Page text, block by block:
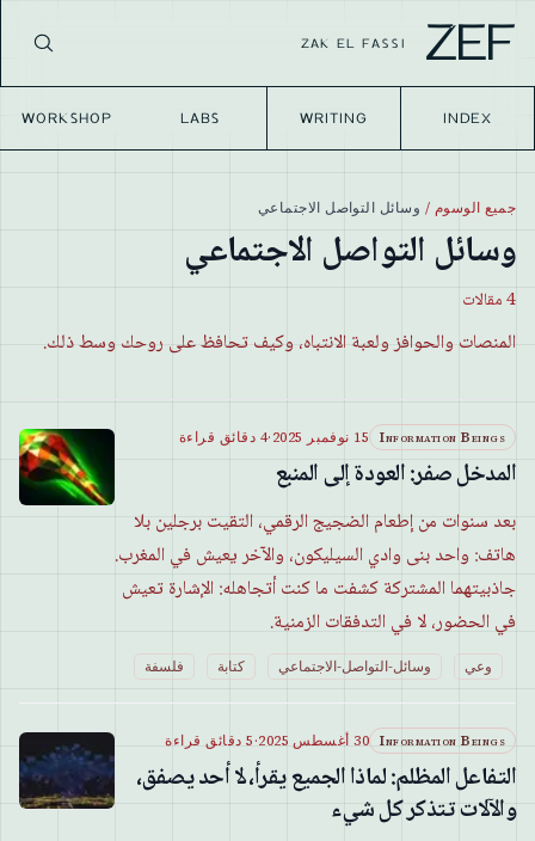
ZEF
ZAK EL FASSI
INDEX
WRITING
LABS
WORKSHOP
جميع الوسوم / وسائل التواصل الاجتماعي
وسائل التواصل الاجتماعي
4مقالات
المنصات والحوافز ولعبة الانتباه، وكيف تحافظ على روحك وسط ذلك.
Information Beings 15 نوفمبر 2025 ·4 دقائق قراءة
المدخل صفر: العودة إلى المنبع
بعد سنوات من إطعام الضجيج الرقمي، التقيت برجلين بلا
هاتف: واحد بنى وادي السيليكون، والآخر يعيش في المغرب.
جاذبيتهما المشتركة كشفت ما كنت أتجاهله: الإشارة تعيش
في الحضور، لا في التدفقات الزمنية.
وعي وسائل-التواصل-الاجتماعي كتابة فلسفة
Information Beings 30 أغسطس 2025 ·5 دقائق قراءة
التفاعل المظلم: لماذا الجميع يقرأ، لا أحد يصفق،
والآلات تتذكر كل شيء